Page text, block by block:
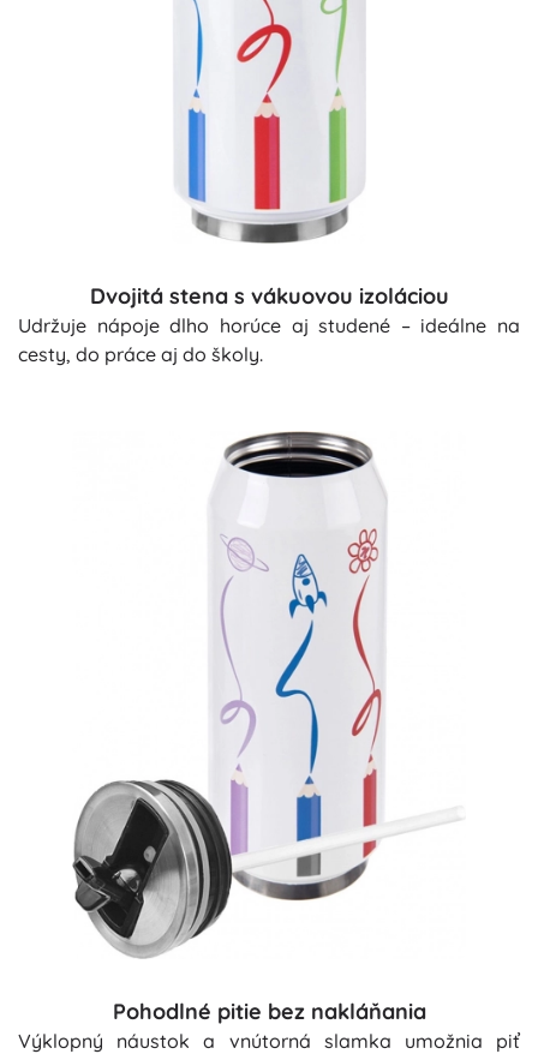
Dvojitá stena s vákuovou izoláciou
Udržuje nápoje dlho horúce aj studené – ideálne na
cesty, do práce aj do školy.
Pohodlné pitie bez nakláňania
Výklopný náustok a vnútorná slamka umožnia piť